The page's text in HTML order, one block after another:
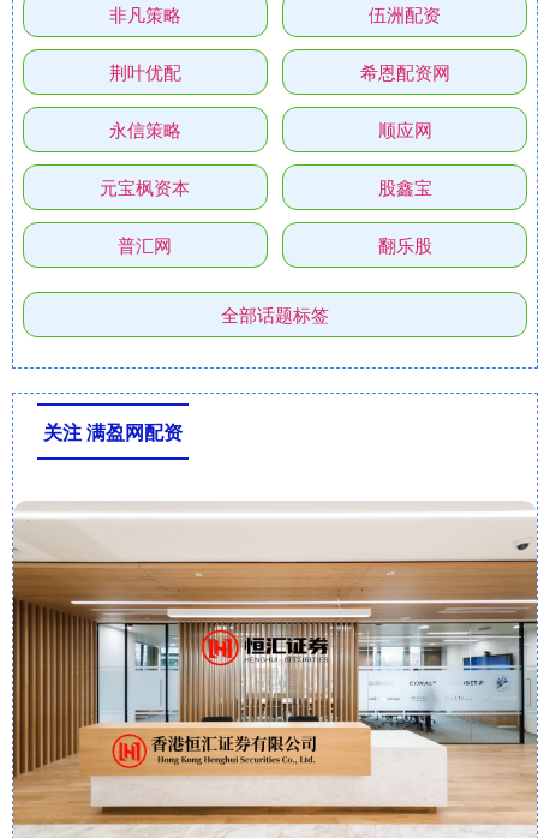
非凡策略 伍洲配资
荆叶优配 希恩配资网
永信策略 顺应网
元宝枫资本 股鑫宝
普汇网 翻乐股
全部话题标签
关注 满盈网配资